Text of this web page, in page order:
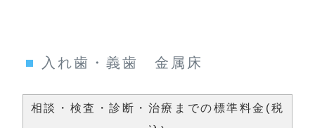
入れ歯・義歯 金属床
相談・検査・診断・治療までの標準料金(税